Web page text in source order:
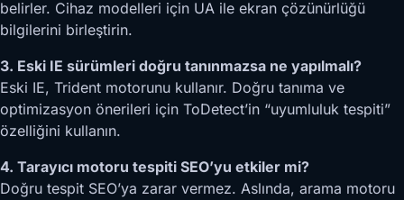
belirler. Cihaz modelleri için UA ile ekran çözünürlüğü
bilgilerini birleştirin.
3. Eski IE sürümleri doğru tanınmazsa ne yapılmalı?
Eski IE, Trident motorunu kullanır. Doğru tanıma ve
optimizasyon önerileri için ToDetect’in “uyumluluk tespiti”
özelliğini kullanın.
4. Tarayıcı motoru tespiti SEO’yu etkiler mi?
Doğru tespit SEO’ya zarar vermez. Aslında, arama motoru